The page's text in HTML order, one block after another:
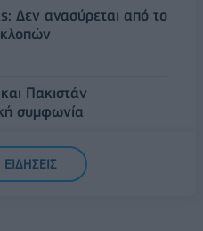
Δεν ανασύρεται από το
Πακιστάν
συμφωνία